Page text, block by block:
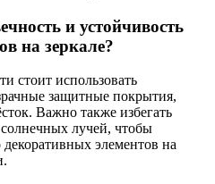
и устойчивость
на зеркале?
стоит использовать
защитные покрытия,
Важно также избегать
лучей, чтобы
декоративных элементов на